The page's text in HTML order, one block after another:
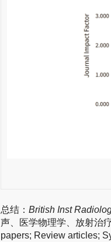
总结： British Inst
声、医学物理学、放射治
papers; Review articles;